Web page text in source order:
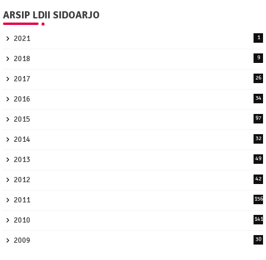
ARSIP LDII SIDOARJO
2021 1
2018 9
2017 26
2016 34
2015 97
2014 32
2013 49
2012 42
2011 156
2010 141
2009 30